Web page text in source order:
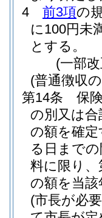
4
前3項の
に100円未
とする。
(一部
(普通徴収
第14条
保
の別又は
の額を確
る日まで
料に限り
の額を当
(市長が必